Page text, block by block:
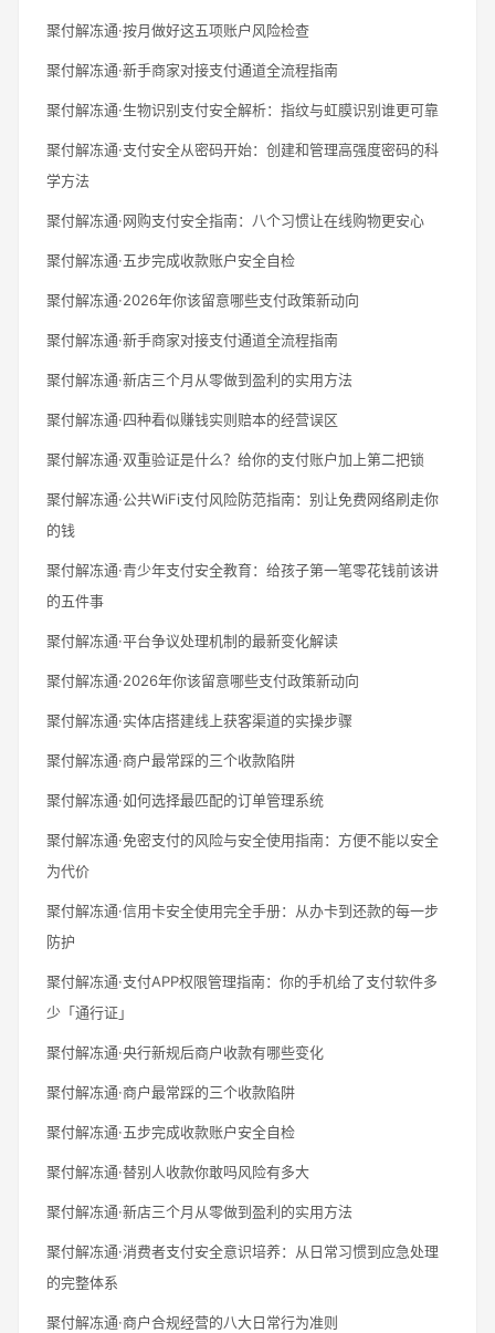
聚付解冻通·按月做好这五项账户风险检查
聚付解冻通·新手商家对接支付通道全流程指南
聚付解冻通·生物识别支付安全解析：指纹与虹膜识别谁更可靠
聚付解冻通·支付安全从密码开始：创建和管理高强度密码的科
学方法
聚付解冻通·网购支付安全指南：八个习惯让在线购物更安心
聚付解冻通·五步完成收款账户安全自检
聚付解冻通·2026年你该留意哪些支付政策新动向
聚付解冻通·新手商家对接支付通道全流程指南
聚付解冻通·新店三个月从零做到盈利的实用方法
聚付解冻通·四种看似赚钱实则赔本的经营误区
聚付解冻通·双重验证是什么？给你的支付账户加上第二把锁
聚付解冻通·公共WiFi支付风险防范指南：别让免费网络刷走你
的钱
聚付解冻通·青少年支付安全教育：给孩子第一笔零花钱前该讲
的五件事
聚付解冻通·平台争议处理机制的最新变化解读
聚付解冻通·2026年你该留意哪些支付政策新动向
聚付解冻通·实体店搭建线上获客渠道的实操步骤
聚付解冻通·商户最常踩的三个收款陷阱
聚付解冻通·如何选择最匹配的订单管理系统
聚付解冻通·免密支付的风险与安全使用指南：方便不能以安全
为代价
聚付解冻通·信用卡安全使用完全手册：从办卡到还款的每一步
防护
聚付解冻通·支付APP权限管理指南：你的手机给了支付软件多
少「通行证」
聚付解冻通·央行新规后商户收款有哪些变化
聚付解冻通·商户最常踩的三个收款陷阱
聚付解冻通·五步完成收款账户安全自检
聚付解冻通·替别人收款你敢吗风险有多大
聚付解冻通·新店三个月从零做到盈利的实用方法
聚付解冻通·消费者支付安全意识培养：从日常习惯到应急处理
的完整体系
聚付解冻通·商户合规经营的八大日常行为准则